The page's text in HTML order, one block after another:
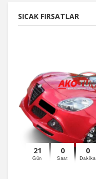
SICAK FIRSATLAR
21
Gün
0
Saat
0
Dakika